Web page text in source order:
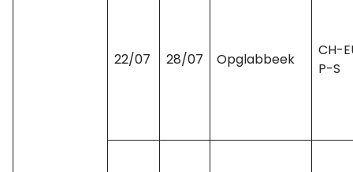
22/07 28/07 Opglabbeek
CH-
P-S